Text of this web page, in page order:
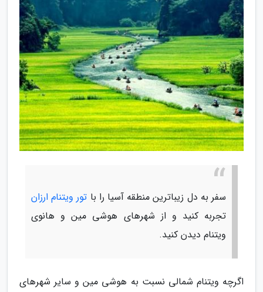
سفر به دل زیباترین منطقه آسیا را با تور ویتنام ارزان
تجربه کنید و از شهرهای هوشی مین و هانوی
ویتنام دیدن کنید.
اگرچه ویتنام شمالی نسبت به هوشی مین و سایر شهرهای